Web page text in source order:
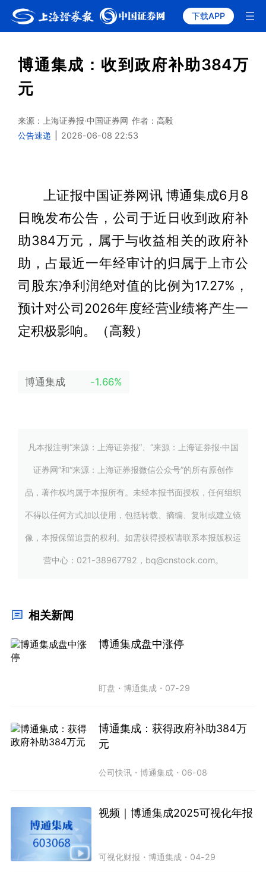
下载APP
博通集成：收到政府补助384万
元
来源：上海证券报·中国证券网 作者：高毅
公告速递
2026-06-08 22:53
上证报中国证券网讯 博通集成6月8
日晚发布公告，公司于近日收到政府补
助384万元，属于与收益相关的政府补
助，占最近一年经审计的归属于上市公
司股东净利润绝对值的比例为17.27%，
预计对公司2026年度经营业绩将产生一
定积极影响。（高毅）
博通集成 -1.66%
凡本报注明“来源：上海证券报”、“来源：上海证券报·中国
证券网”和“来源：上海证券报微信公众号”的所有原创作
品，著作权均属于本报所有。未经本报书面授权，任何组织
不得以任何方式加以使用，包括转载、摘编、复制或建立镜
像，本报保留追责的权利。如需获得授权请联系本报版权运
营中心：021-38967792，bq@cnstock.com。
相关新闻
博通集成盘中涨停
盯盘 ・博通集成 ・ 07-29
博通集成：获得政府补助384万
元
公司快讯 ・博通集成 ・ 06-08
视频｜博通集成2025可视化年报
可视化财报 ・博通集成 ・ 04-29